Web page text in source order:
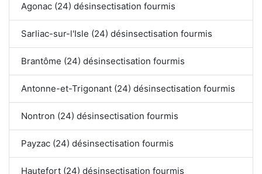
Agonac (24) désinsectisation fourmis
Sarliac-sur-l'Isle (24) désinsectisation fourmis
Brantôme (24) désinsectisation fourmis
Antonne-et-Trigonant (24) désinsectisation fourmis
Nontron (24) désinsectisation fourmis
Payzac (24) désinsectisation fourmis
Hautefort (24) désinsectisation fourmis